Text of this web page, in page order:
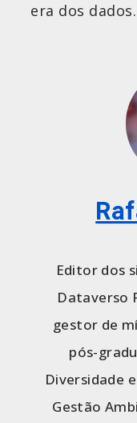
era dos dados.
Editor dos
Dataverso
gestor de
pós-
Diversidade
Gestão